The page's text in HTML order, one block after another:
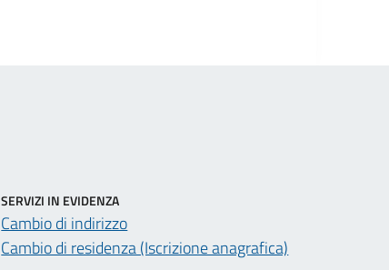
SERVIZI IN EVIDENZA
Cambio di indirizzo
Cambio di residenza (Iscrizione anagrafica)